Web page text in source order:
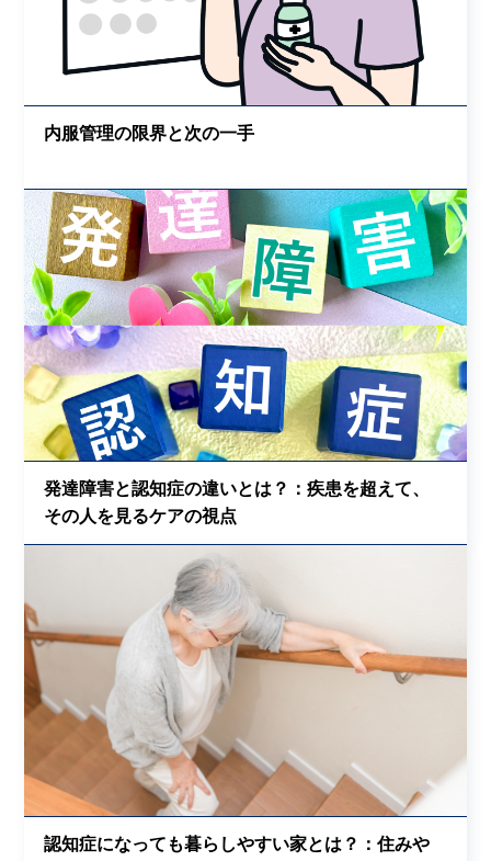
内服管理の限界と次の一手
発達障害と認知症の違いとは？：疾患を超えて、
その人を見るケアの視点
認知症になっても暮らしやすい家とは？：住みや